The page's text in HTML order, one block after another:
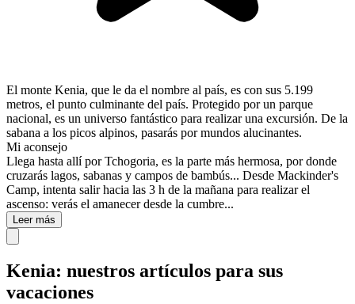
El monte Kenia, que le da el nombre al país, es con sus 5.199
metros, el punto culminante del país. Protegido por un parque
nacional, es un universo fantástico para realizar una excursión. De la
sabana a los picos alpinos, pasarás por mundos alucinantes.
Mi aconsejo
Llega hasta allí por Tchogoria, es la parte más hermosa, por donde
cruzarás lagos, sabanas y campos de bambús... Desde Mackinder's
Camp, intenta salir hacia las 3 h de la mañana para realizar el
ascenso: verás el amanecer desde la cumbre...
Leer más
Kenia: nuestros artículos para sus
vacaciones